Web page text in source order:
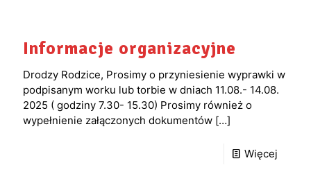
Informacje organizacyjne
Drodzy Rodzice, Prosimy o przyniesienie wyprawki w
podpisanym worku lub torbie w dniach 11.08.- 14.08.
2025 ( godziny 7.30- 15.30) Prosimy również o
wypełnienie załączonych dokumentów […]
Więcej